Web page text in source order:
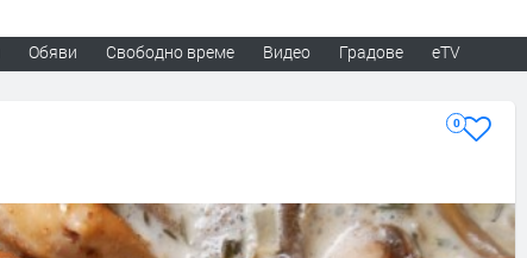
Обяви Свободно време Видео Градове eTV
0